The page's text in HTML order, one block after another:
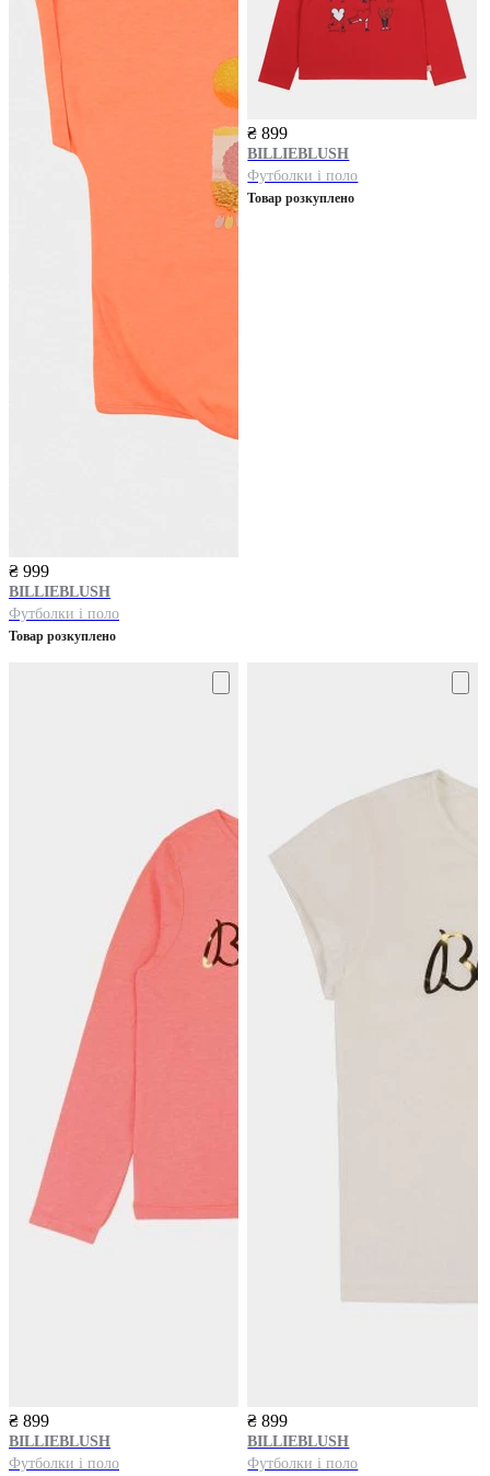
₴ 999
BILLIEBLUSH
Футболки і поло
Товар розкуплено
₴ 899
BILLIEBLUSH
Футболки і поло
Товар розкуплено
₴ 899
BILLIEBLUSH
Футболки і поло
₴ 899
BILLIEBLUSH
Футболки і поло